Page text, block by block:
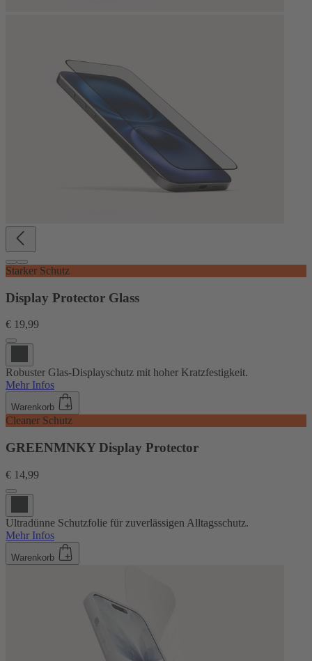
Starker Schutz
Display Protector Glass
€ 19,99
Robuster Glas-Displayschutz mit hoher Kratzfestigkeit.
Mehr Infos
Warenkorb
Cleaner Schutz
GREENMNKY Display Protector
€ 14,99
Ultradünne Schutzfolie für zuverlässigen Alltagsschutz.
Mehr Infos
Warenkorb